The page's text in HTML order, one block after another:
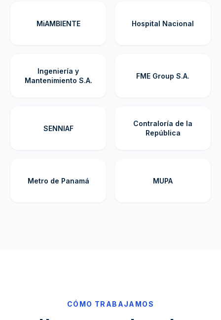
MiAMBIENTE Hospital Nacional
Ingeniería y
Mantenimiento S.A.
FME Group S.A.
SENNIAF
Contraloría de la
República
Metro de Panamá MUPA
CÓMO TRABAJAMOS